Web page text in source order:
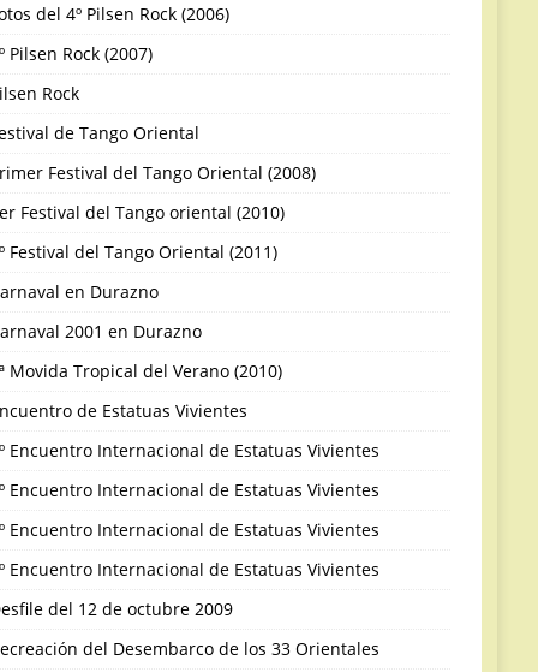
del 4º Pilsen Rock (2006)
Pilsen Rock (2007)
Rock
de Tango Oriental
Festival del Tango Oriental (2008)
Festival del Tango oriental (2010)
Festival del Tango Oriental (2011)
en Durazno
2001 en Durazno
Movida Tropical del Verano (2010)
de Estatuas Vivientes
Encuentro Internacional de Estatuas Vivientes
Encuentro Internacional de Estatuas Vivientes
Encuentro Internacional de Estatuas Vivientes
Encuentro Internacional de Estatuas Vivientes
del 12 de octubre 2009
del Desembarco de los 33 Orientales